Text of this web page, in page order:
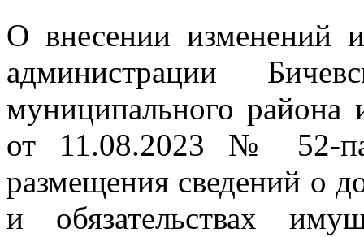
О внесении изменений
администрации
муниципального района
от 11.08.2023 № 52-
размещения сведений о
и обязательствах